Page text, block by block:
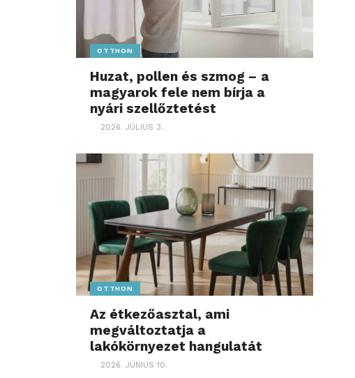
OTTHON
Huzat, pollen és szmog – a
magyarok fele nem bírja a
nyári szellőztetést
2026. JÚLIUS 3.
OTTHON
Az étkezőasztal, ami
megváltoztatja a
lakókörnyezet hangulatát
2026. JÚNIUS 10.